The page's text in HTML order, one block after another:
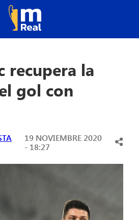
recupera la
gol con
19 NOVIEMBRE 2020
- 18:27